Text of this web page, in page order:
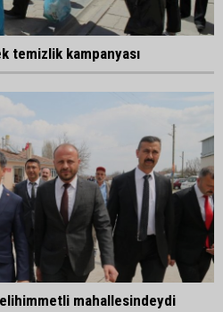
temizlik kampanyası
mahallesindeydi